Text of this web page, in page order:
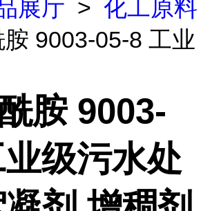
展厅 > 化工原料
9003-05-8 工业
胺 9003-
级污水处